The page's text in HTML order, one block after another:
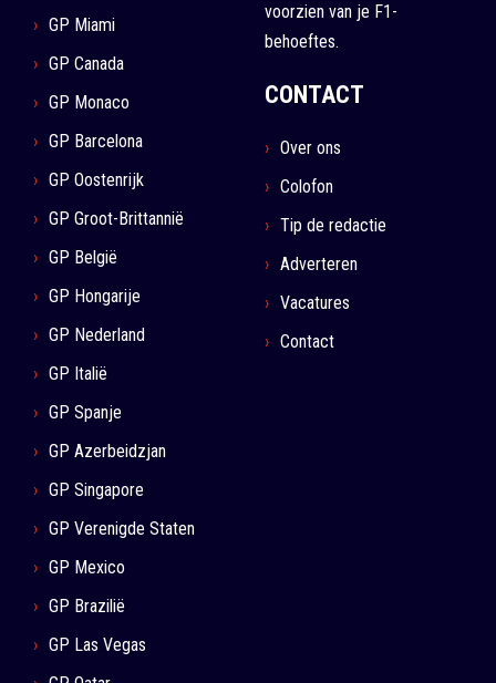
GP Miami
GP Canada
GP Monaco
GP Barcelona
GP Oostenrijk
GP Groot-Brittannië
GP België
GP Hongarije
GP Nederland
GP Italië
GP Spanje
GP Azerbeidzjan
GP Singapore
GP Verenigde Staten
GP Mexico
GP Brazilië
GP Las Vegas
voorzien van je F1-
behoeftes.
CONTACT
Over ons
Colofon
Tip de redactie
Adverteren
Vacatures
Contact